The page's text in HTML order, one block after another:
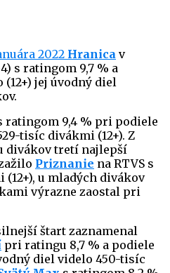
2022 Hranica v
s ratingom 9,7 % a
(12+) jej úvodný diel
ratingom 9,4 % pri podiele
tisíc divákmi (12+). Z
divákov tretí najlepší
Priznanie na RTVS s
u mladých divákov
výrazne zaostal pri
štart zaznamenal
pri ratingu 8,7 % a podiele
diel videlo 450-tisíc